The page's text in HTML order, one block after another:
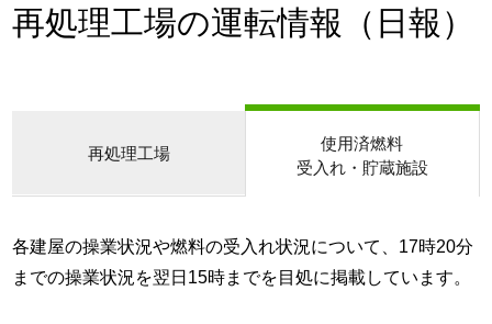
再処理工場の運転情報（日報）
再処理工場
使用済燃料
受入れ・貯蔵施設
各建屋の操業状況や燃料の受入れ状況について、17時20分
までの操業状況を翌日15時までを目処に掲載しています。